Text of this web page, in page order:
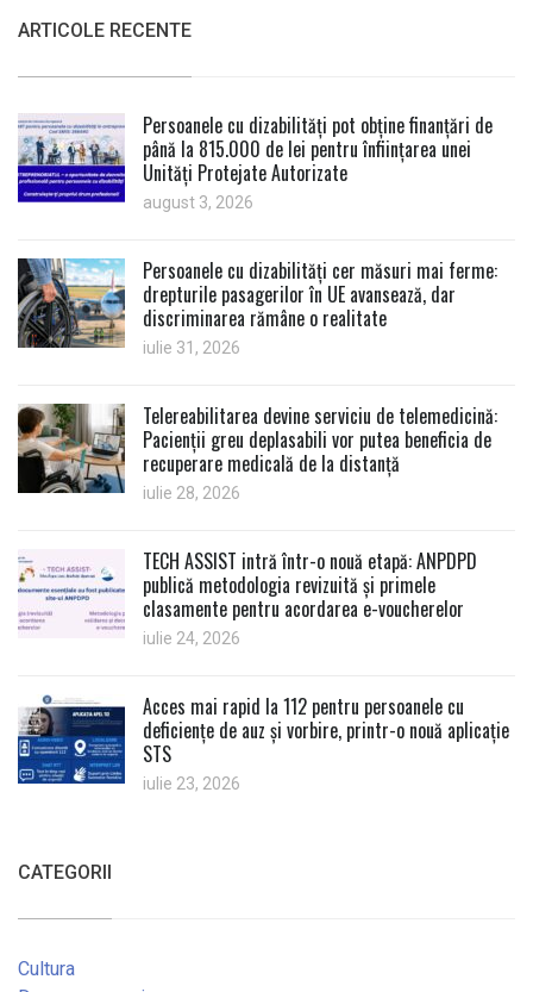
ARTICOLE RECENTE
Persoanele cu dizabilități pot obține finanțări de
până la 815.000 de lei pentru înființarea unei
Unități Protejate Autorizate
august 3, 2026
Persoanele cu dizabilități cer măsuri mai ferme:
drepturile pasagerilor în UE avansează, dar
discriminarea rămâne o realitate
iulie 31, 2026
Telereabilitarea devine serviciu de telemedicină:
Pacienții greu deplasabili vor putea beneficia de
recuperare medicală de la distanță
iulie 28, 2026
TECH ASSIST intră într-o nouă etapă: ANPDPD
publică metodologia revizuită și primele
clasamente pentru acordarea e-voucherelor
iulie 24, 2026
Acces mai rapid la 112 pentru persoanele cu
deficiențe de auz și vorbire, printr-o nouă aplicație
STS
iulie 23, 2026
CATEGORII
Cultura